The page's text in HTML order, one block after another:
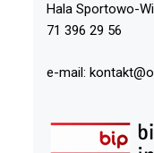
Hala Sportowo-
71 396 29 56
e-mail: